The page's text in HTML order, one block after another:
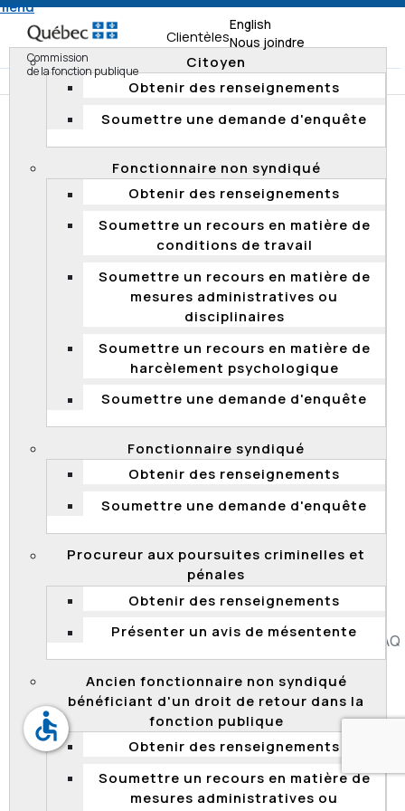
Commission
de la fonction publique
English
Nous joindre
Clientèles
Citoyen
Obtenir des renseignements
Soumettre une demande d'enquête
Fonctionnaire non syndiqué
Obtenir des renseignements
Soumettre un recours en matière de
conditions de travail
Soumettre un recours en matière de
mesures administratives ou
disciplinaires
Soumettre un recours en matière de
harcèlement psychologique
Soumettre une demande d'enquête
Fonctionnaire syndiqué
Obtenir des renseignements
Soumettre une demande d'enquête
Procureur aux poursuites criminelles et
pénales
Obtenir des renseignements
Présenter un avis de mésentente
Ancien fonctionnaire non syndiqué
bénéficiant d'un droit de retour dans la
fonction publique
Obtenir des renseignements
Soumettre un recours en matière de
mesures administratives ou
Accueil Documentation
Décisions
Décisions 2021
Demande de révision rejetée – Absence de vice de fond
ou de procédure
Demande de révision rejetée – Absence
de vice de fond ou de procédure
Le 22 octobre 2021, la Commission a rejeté une
Loi sur la fonction publique, contestant une
décision rendue le 26 juillet 2021.
La Commission juge que cette décision ne comporte
pas de vice de fond ou de procédure de nature à
l’invalider puisque son analyse et sa conclusion font
partie des solutions rationnelles acceptables. Il n’y a
donc pas lieu d’intervenir.
2021 QCCFP 26
Décision associée
2021 QCCFP 17
Accessibilité Plan du site Diffusion de l'information
FAQ
Liens utiles Carrière Politique de confidentialité
accessible